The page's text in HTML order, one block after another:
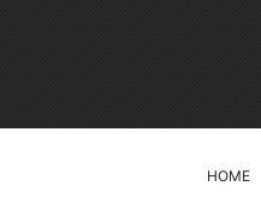
HOME